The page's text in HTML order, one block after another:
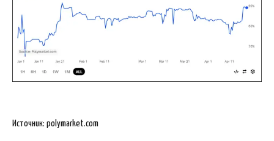
Источник: polymarket.com